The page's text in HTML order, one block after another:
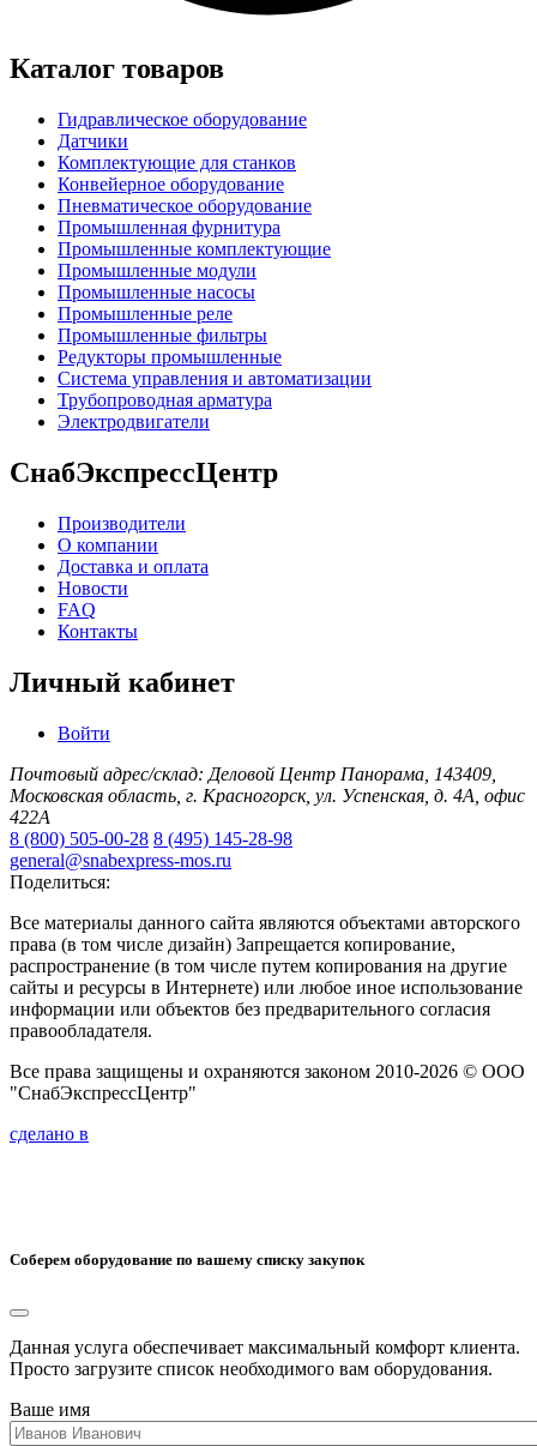
Каталог товаров
Гидравлическое оборудование
Датчики
Комплектующие для станков
Конвейерное оборудование
Пневматическое оборудование
Промышленная фурнитура
Промышленные комплектующие
Промышленные модули
Промышленные насосы
Промышленные реле
Промышленные фильтры
Редукторы промышленные
Система управления и автоматизации
Трубопроводная арматура
Электродвигатели
СнабЭкспрессЦентр
Производители
О компании
Доставка и оплата
Новости
FAQ
Контакты
Личный кабинет
Войти
Почтовый адрес/склад: Деловой Центр Панорама, 143409,
Московская область, г. Красногорск, ул. Успенская, д. 4А, офис
422А
8 (800) 505-00-28 8 (495) 145-28-98
general@snabexpress-mos.ru
Поделиться:
Все материалы данного сайта являются объектами авторского
права (в том числе дизайн) Запрещается копирование,
распространение (в том числе путем копирования на другие
сайты и ресурсы в Интернете) или любое иное использование
информации или объектов без предварительного согласия
правообладателя.
Все права защищены и охраняются законом 2010-2026 © ООО
"СнабЭкспрессЦентр"
сделано в
Соберем оборудование по вашему списку закупок
Данная услуга обеспечивает максимальный комфорт клиента.
Просто загрузите список необходимого вам оборудования.
Ваше имя